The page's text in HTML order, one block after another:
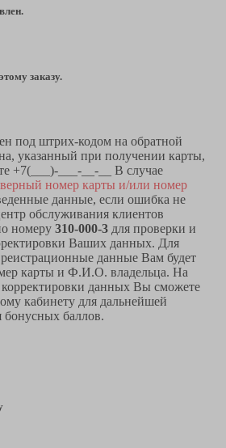
заказу.
под штрих-кодом на обратной
указанный при получении карты,
+7(___)-___-__-__ В случае
номер карты и/или номер
данные, если ошибка не
обслуживания клиентов
номеру 310-000-3 для проверки и
Ваших данных. Для
данные Вам будет
карты и Ф.И.О. владельца. На
данных Вы сможете
кабинету для дальнейшей
бонусных баллов.